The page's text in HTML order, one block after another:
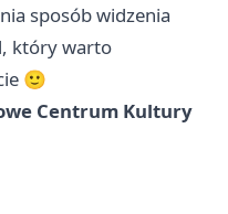
sposób widzenia
który warto
🙂
Centrum Kultury